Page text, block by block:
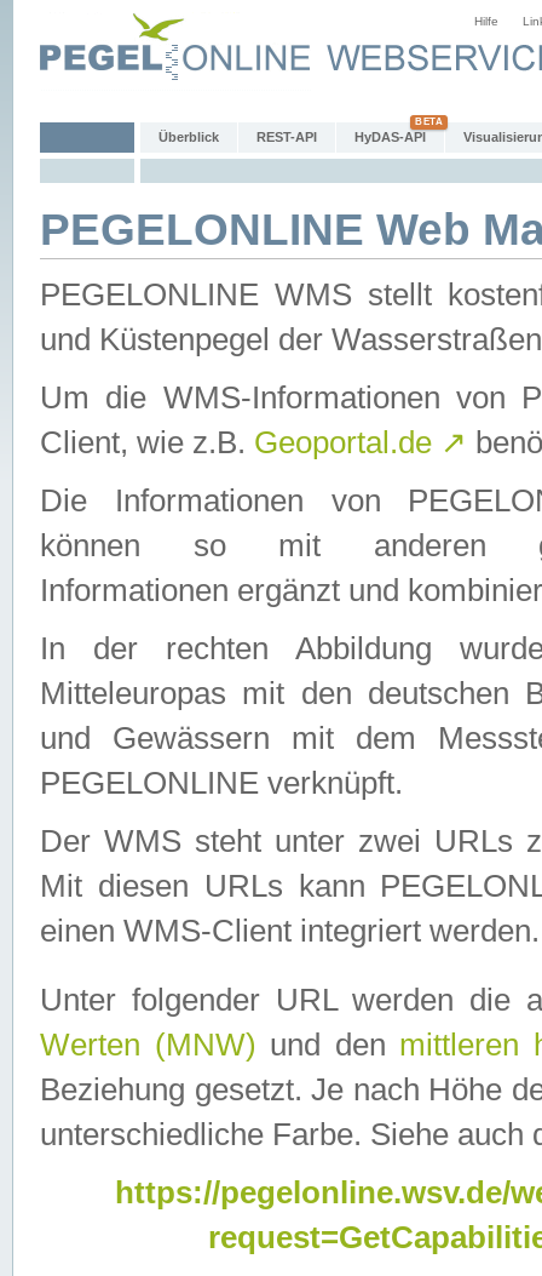
Hilfe
Überblick REST-API HyDAS-API
PEGELONLINE Web
PEGELONLINE WMS stellt
und Küstenpegel der
Um die WMS-Informationen von
Client, wie z.B. Geoportal.de ↗
Die Informationen von
können so mit anderen
Informationen ergänzt und
In der rechten Abbildung
Mitteleuropas mit den deutschen
und Gewässern mit dem
PEGELONLINE verknüpft.
Der WMS steht unter zwei URLs
Mit diesen URLs kann
einen WMS-Client integriert werden.
Unter folgender URL werden die
Werten (MNW) und den mittleren
Beziehung gesetzt. Je nach Höhe
unterschiedliche Farbe. Siehe auch
https://pegelonline.wsv.de/